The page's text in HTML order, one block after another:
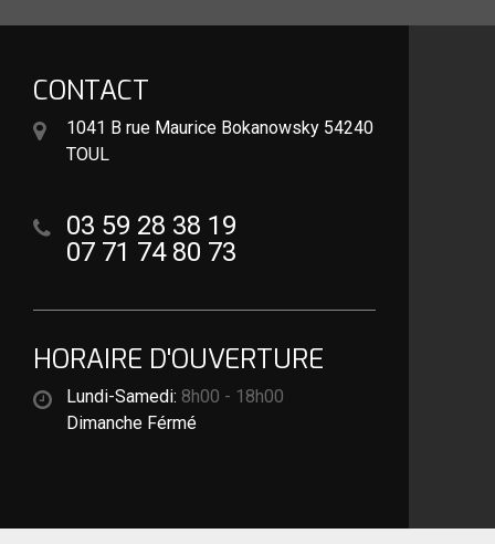
CONTACT
1041 B rue Maurice Bokanowsky 54240
TOUL
03 59 28 38 19
07 71 74 80 73
HORAIRE D'OUVERTURE
Lundi-Samedi: 8h00 - 18h00
Dimanche Férmé